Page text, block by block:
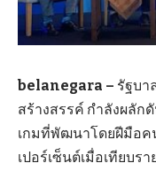
belanegara – รัฐบา
สร้างสรรค์ กำลังผลัก
เกมที่พัฒนาโดยฝีมือค
เปอร์เซ็นต์เมื่อเทียบร